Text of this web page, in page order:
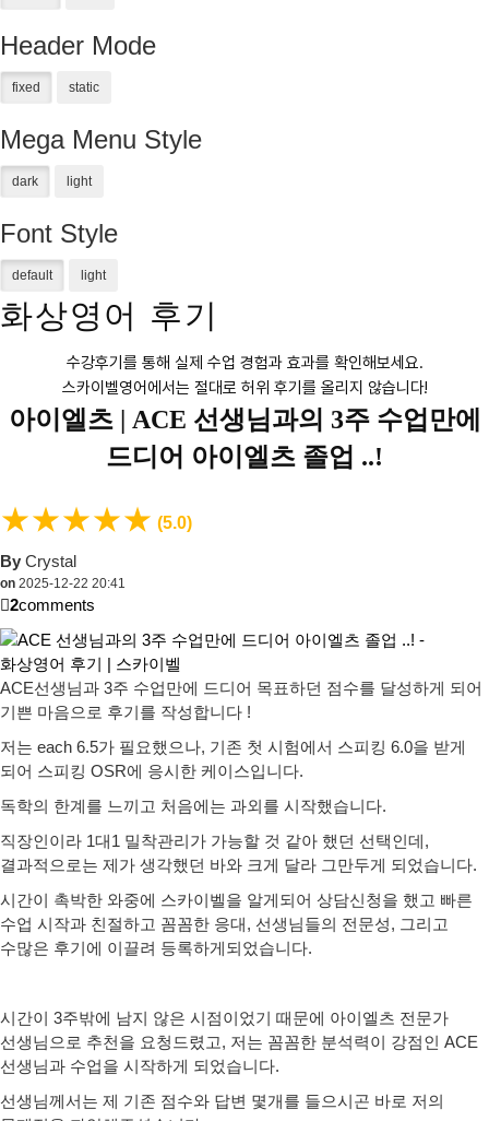
Header Mode
Mega Menu Style
Font Style
화상영어 후기
수강후기를 통해 실제 수업 경험과 효과를 확인해보세요.
스카이벨영어에서는 절대로 허위 후기를 올리지 않습니다!
아이엘츠 | ACE 선생님과의 3주 수업만에
드디어 아이엘츠 졸업 ..!
★★★★★ (5.0)
By Crystal
on 2025-12-22 20:41
2comments
ACE선생님과 3주 수업만에 드디어 목표하던 점수를 달성하게 되어
기쁜 마음으로 후기를 작성합니다 !
저는 each 6.5가 필요했으나, 기존 첫 시험에서 스피킹 6.0을 받게
되어 스피킹 OSR에 응시한 케이스입니다.
독학의 한계를 느끼고 처음에는 과외를 시작했습니다.
직장인이라 1대1 밀착관리가 가능할 것 같아 했던 선택인데,
결과적으로는 제가 생각했던 바와 크게 달라 그만두게 되었습니다.
시간이 촉박한 와중에 스카이벨을 알게되어 상담신청을 했고 빠른
수업 시작과 친절하고 꼼꼼한 응대, 선생님들의 전문성, 그리고
수많은 후기에 이끌려 등록하게되었습니다.
시간이 3주밖에 남지 않은 시점이었기 때문에 아이엘츠 전문가
선생님으로 추천을 요청드렸고, 저는 꼼꼼한 분석력이 강점인 ACE
선생님과 수업을 시작하게 되었습니다.
선생님께서는 제 기존 점수와 답변 몇개를 들으시곤 바로 저의